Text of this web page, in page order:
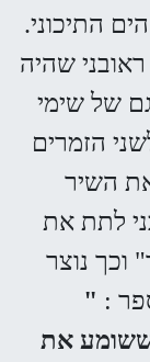
התיכוני.
שהיה
של שימי
הזמרים
השיר
לתת את
וכך נוצר
:
"
ששומע את